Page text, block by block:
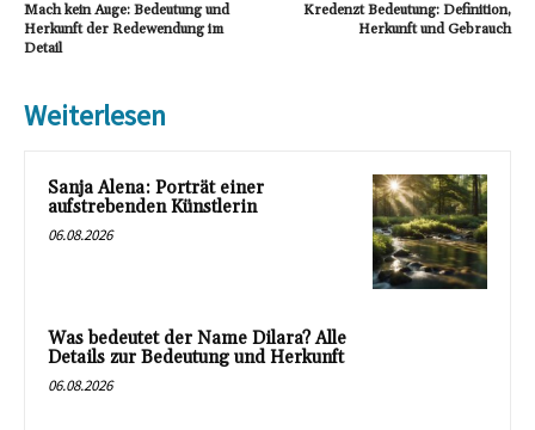
Mach kein Auge: Bedeutung und
Herkunft der Redewendung im
Detail
Kredenzt Bedeutung: Definition,
Herkunft und Gebrauch
Weiterlesen
Sanja Alena: Porträt einer
aufstrebenden Künstlerin
06.08.2026
Was bedeutet der Name Dilara? Alle
Details zur Bedeutung und Herkunft
06.08.2026